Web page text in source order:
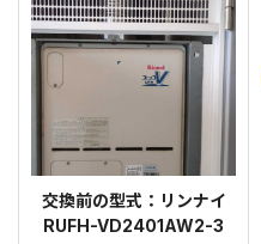
交換前の型式：リンナイ
RUFH-VD2401AW2-3